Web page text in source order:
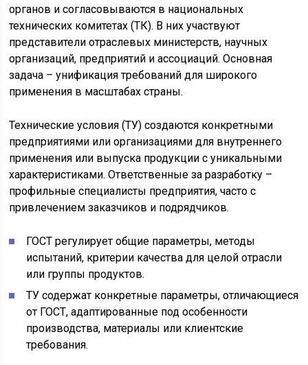
органов и согласовываются в национальных
технических комитетах (ТК). В них участвуют
представители отраслевых министерств, научных
организаций, предприятий и ассоциаций. Основная
задача – унификация требований для широкого
применения в масштабах страны.
Технические условия (ТУ) создаются конкретными
предприятиями или организациями для внутреннего
применения или выпуска продукции с уникальными
характеристиками. Ответственные за разработку –
профильные специалисты предприятия, часто с
привлечением заказчиков и подрядчиков.
ГОСТ регулирует общие параметры, методы
испытаний, критерии качества для целой отрасли
или группы продуктов.
ТУ содержат конкретные параметры, отличающиеся
от ГОСТ, адаптированные под особенности
производства, материалы или клиентские
требования.